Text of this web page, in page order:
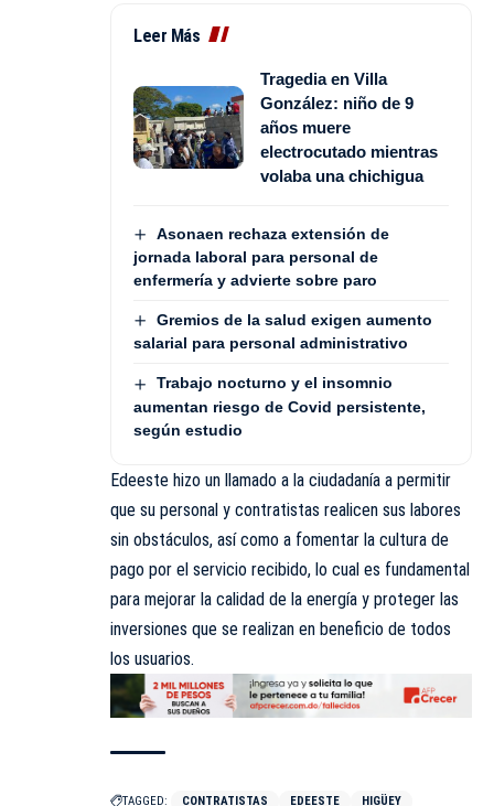
Leer Más
Tragedia en Villa
González: niño de 9
años muere
electrocutado mientras
volaba una chichigua
Asonaen rechaza extensión de
jornada laboral para personal de
enfermería y advierte sobre paro
Gremios de la salud exigen aumento
salarial para personal administrativo
Trabajo nocturno y el insomnio
aumentan riesgo de Covid persistente,
según estudio
Edeeste hizo un llamado a la ciudadanía a permitir
que su personal y contratistas realicen sus labores
sin obstáculos, así como a fomentar la cultura de
pago por el servicio recibido, lo cual es fundamental
para mejorar la calidad de la energía y proteger las
inversiones que se realizan en beneficio de todos
los usuarios.
TAGGED: CONTRATISTAS EDEESTE HIGÜEY